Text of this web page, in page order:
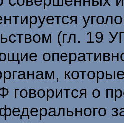
(гл. 19
говорится о